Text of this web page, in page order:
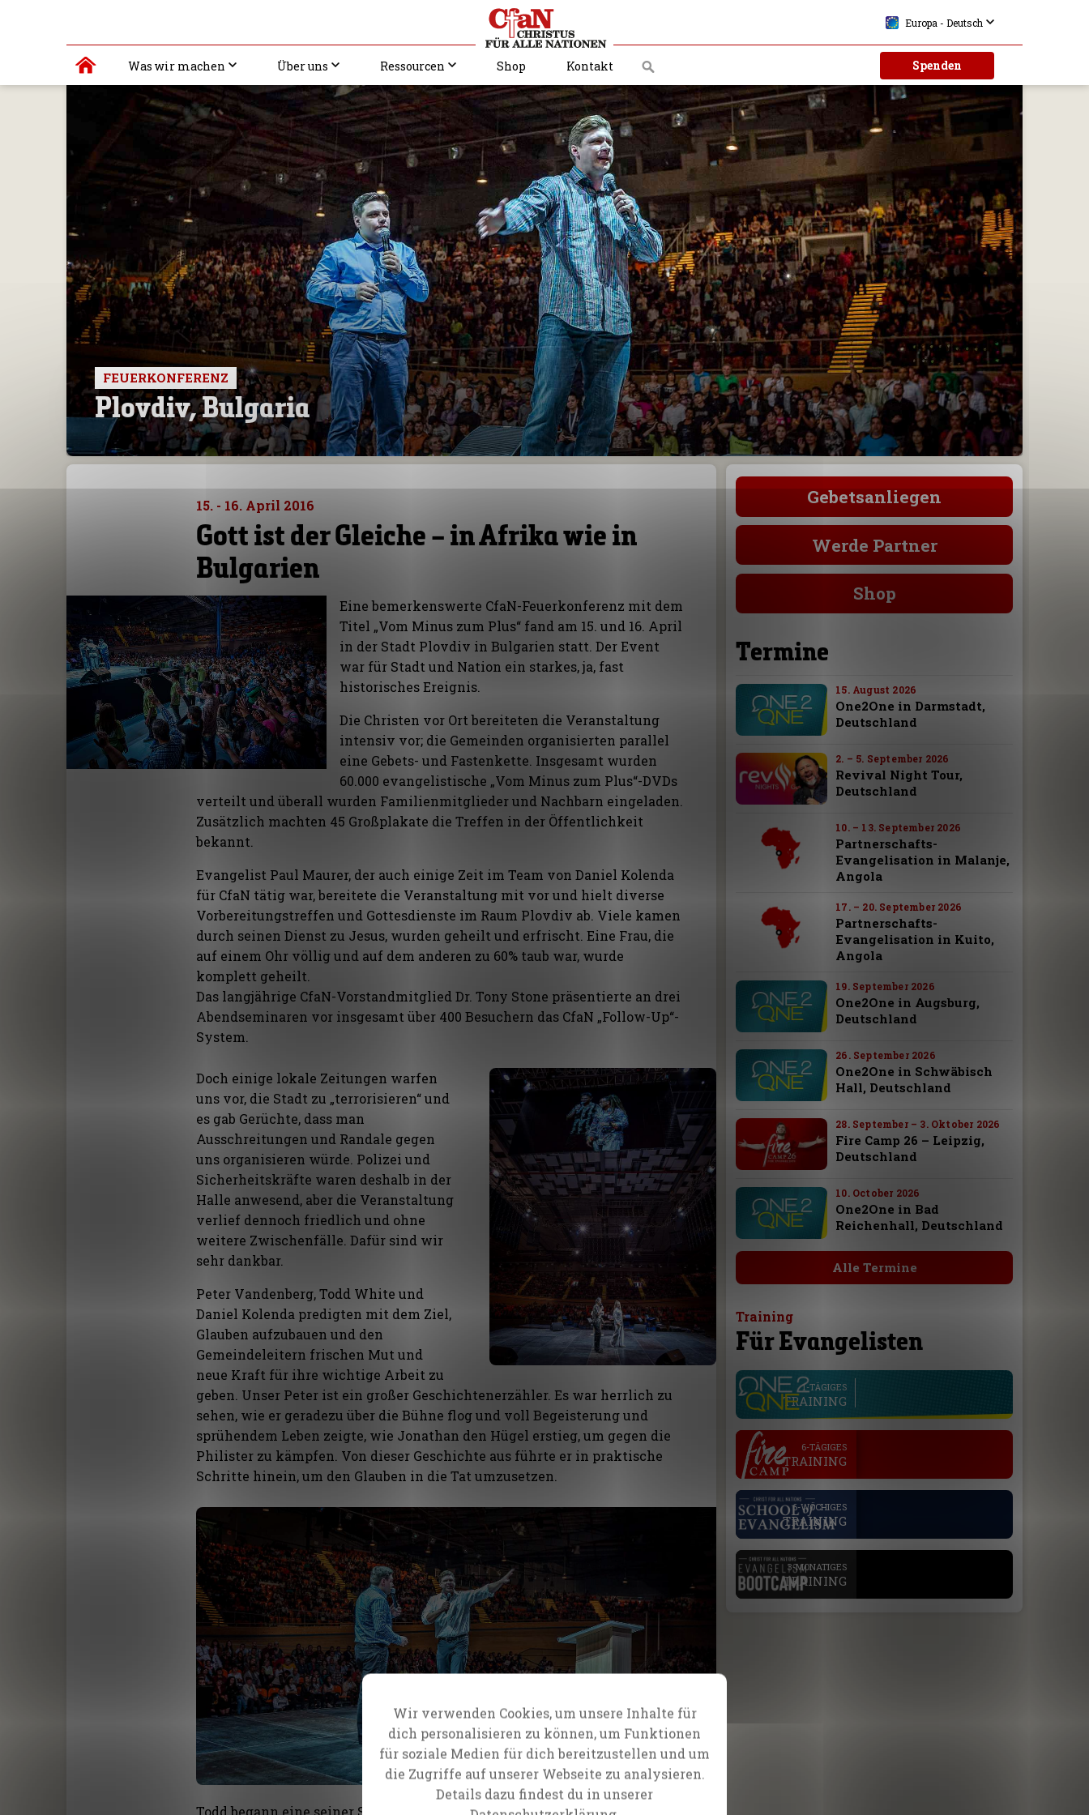
Was wir machen Über uns Ressourcen Shop Kontakt Spenden
Europa - Deutsch
FEUERKONFERENZ
Plovdiv, Bulgaria
15. - 16. April 2016
Gott ist der Gleiche – in Afrika wie in
Bulgarien
Eine bemerkenswerte CfaN-Feuerkonferenz mit dem
Titel „Vom Minus zum Plus“ fand am 15. und 16. April
in der Stadt Plovdiv in Bulgarien statt. Der Event
war für Stadt und Nation ein starkes, ja, fast
historisches Ereignis.
Die Christen vor Ort bereiteten die Veranstaltung
intensiv vor; die Gemeinden organisierten parallel
eine Gebets- und Fastenkette. Insgesamt wurden
60.000 evangelistische „Vom Minus zum Plus“-DVDs
verteilt und überall wurden Familienmitglieder und Nachbarn eingeladen.
Zusätzlich machten 45 Großplakate die Treffen in der Öffentlichkeit
bekannt.
Evangelist Paul Maurer, der auch einige Zeit im Team von Daniel Kolenda
für CfaN tätig war, bereitete die Veranstaltung mit vor und hielt diverse
Vorbereitungstreffen und Gottesdienste im Raum Plovdiv ab. Viele kamen
durch seinen Dienst zu Jesus, wurden geheilt und erfrischt. Eine Frau, die
auf einem Ohr völlig und auf dem anderen zu 60% taub war, wurde
komplett geheilt.
Das langjährige CfaN-Vorstandmitglied Dr. Tony Stone präsentierte an drei
Abendseminaren vor insgesamt über 400 Besuchern das CfaN „Follow-Up“-
System.
Doch einige lokale Zeitungen warfen
uns vor, die Stadt zu „terrorisieren“ und
es gab Gerüchte, dass man
Ausschreitungen und Randale gegen
uns organisieren würde. Polizei und
Sicherheitskräfte waren deshalb in der
Halle anwesend, aber die Veranstaltung
verlief dennoch friedlich und ohne
weitere Zwischenfälle. Dafür sind wir
sehr dankbar.
Peter Vandenberg, Todd White und
Daniel Kolenda predigten mit dem Ziel,
Glauben aufzubauen und den
Gemeindeleitern frischen Mut und
neue Kraft für ihre wichtige Arbeit zu
geben. Unser Peter ist ein großer Geschichtenerzähler. Es war herrlich zu
sehen, wie er geradezu über die Bühne flog und voll Begeisterung und
sprühendem Leben zeigte, wie Jonathan den Hügel erstieg, um gegen die
Philister zu kämpfen. Von dieser Geschichte aus führte er in praktische
Schritte hinein, um den Glauben in die Tat umzusetzen.
Gebetsanliegen
Werde Partner
Shop
Termine
15. August 2026
One2One in Darmstadt,
Deutschland
2. – 5. September 2026
Revival Night Tour,
Deutschland
10. – 13. September 2026
Partnerschafts-
Evangelisation in Malanje,
Angola
17. – 20. September 2026
Partnerschafts-
Evangelisation in Kuito,
Angola
19. September 2026
One2One in Augsburg,
Deutschland
26. September 2026
One2One in Schwäbisch
Hall, Deutschland
28. September – 3. Oktober 2026
Fire Camp 26 – Leipzig,
Deutschland
10. October 2026
One2One in Bad
Reichenhall, Deutschland
Alle Termine
Training
Für Evangelisten
1-TÄGIGES
TRAINING
6-TÄGIGES
TRAINING
6-WÖCHIGES
TRAINING
3-MONATIGES
TRAINING
Wir verwenden Cookies, um unsere Inhalte für
dich personalisieren zu können, um Funktionen
für soziale Medien für dich bereitzustellen und um
die Zugriffe auf unserer Webseite zu analysieren.
Details dazu findest du in unserer